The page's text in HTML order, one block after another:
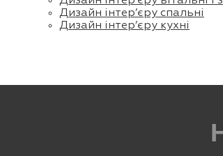
Дизайн інтер’єру спальні
Дизайн інтер’єру кухні